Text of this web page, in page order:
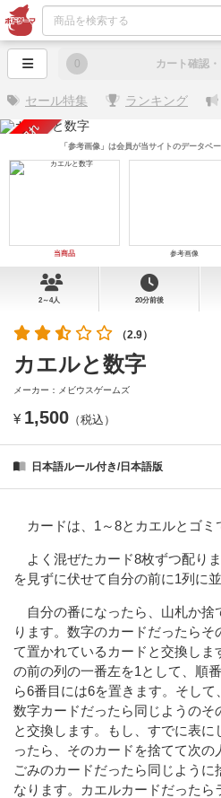
0 カート確認
セール特集 ランキング
売り切れ
当商品 参考画像
「参考画像」は会員が当サイトのデータベ
2～4人 20分前後
（2.9）
カエルと数字
メーカー：メビウスゲームズ
¥ 1,500 （税込）
日本語ルール付き/日本語版
カードは、1～8とカエルとゴミ
よく混ぜたカード8枚ずつ配り
を見ずに伏せて自分の前に1列に並
自分の番になったら、山札か捨
ります。数字のカードだったら
て置かれているカードと交換しま
の前の列の一番左を1として、順
ら6番目には6を置きます。そし
数字カードだったら同じようのそ
と交換します。もし、すでに表
ったら、そのカードを捨てて次の
ごみのカードだったら同じように
なります。カエルカードだったら